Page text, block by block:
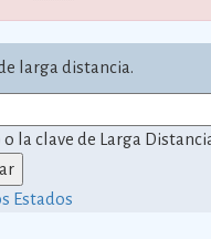
larga distancia.
la clave de Larga
Estados